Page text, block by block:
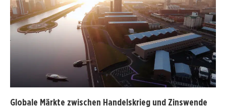
Globale Märkte zwischen Handelskrieg und Zinswende